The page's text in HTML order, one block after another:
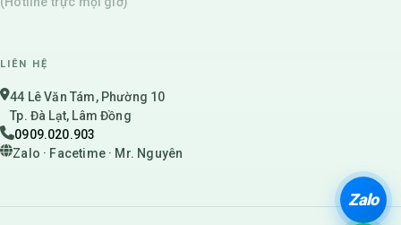
LIÊN HỆ
44 Lê Văn Tám, Phường 10
Tp. Đà Lạt, Lâm Đồng
0909.020.903
Zalo · Facetime · Mr. Nguyên
Zalo